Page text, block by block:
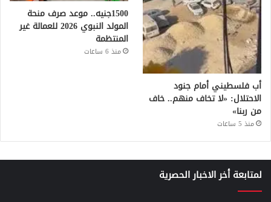
أب فلسطيني أمام جنود
الاحتلال: «لا تخاف منهم.. خاف
من ربنا»
منذ 5 ساعات
1500جنيه.. موعد صرف منحة
المولد النبوي 2026 للعمالة غير
المنتظمة
منذ 6 ساعات
لمتابعة أخر الاخبار الحصرية